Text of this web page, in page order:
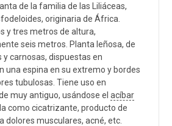
de la familia de las Liliáceas,
originaria de África.
y tres metros de altura,
seis metros. Planta leñosa, de
y carnosas, dispuestas en
una espina en su extremo y bordes
tubulosas. Tiene uso en
muy antiguo, usándose el acíbar
como cicatrizante, producto de
dolores musculares, acné, etc.